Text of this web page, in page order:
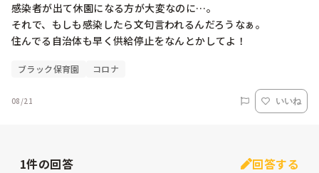
感染者が出て休園になる方が大変なのに…。
それで、もしも感染したら文句言われるんだろうなぁ。
住んでる自治体も早く供給停止をなんとかしてよ！
ブラック保育園 コロナ
08/21 いいね
1件の回答 回答する